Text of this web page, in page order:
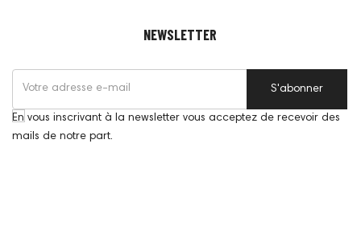
NEWSLETTER
S'abonner
En vous inscrivant à la newsletter vous acceptez de recevoir des
mails de notre part.